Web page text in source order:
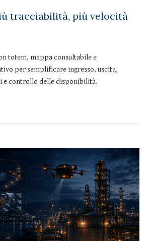
tracciabilità, più velocità
totem, mappa consultabile e
per semplificare ingresso, uscita,
e controllo delle disponibilità.